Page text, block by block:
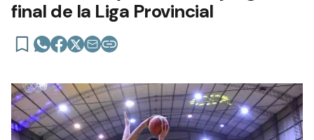
final de la Liga Provincial